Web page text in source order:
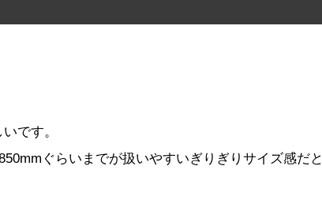
です。
ぐらいまでが扱いやすいぎりぎりサイズ感だと